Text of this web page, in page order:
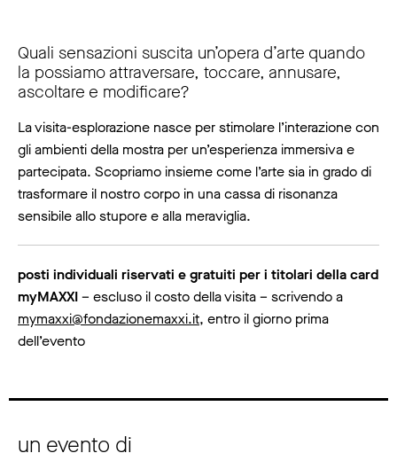
Quali sensazioni suscita un’opera d’arte quando
la possiamo attraversare, toccare, annusare,
ascoltare e modificare?
La visita-esplorazione nasce per stimolare l’interazione con
gli ambienti della mostra per un’esperienza immersiva e
partecipata. Scopriamo insieme come l’arte sia in grado di
trasformare il nostro corpo in una cassa di risonanza
sensibile allo stupore e alla meraviglia.
posti individuali riservati e gratuiti per i titolari della card
myMAXXI– escluso il costo della visita – scrivendo a
mymaxxi@fondazionemaxxi.it, entro il giorno prima
dell’evento
un evento di